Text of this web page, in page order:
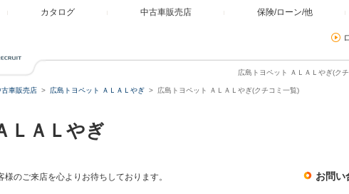
カタログ 中古車販売店 保険/ローン/他
広島トヨペット ＡＬＡＬやぎ(ク
古車販売店 広島トヨペット ＡＬＡＬやぎ 広島トヨペット ＡＬＡＬやぎ(クチコミ一覧)
ＡＬやぎ
様のご来店を心よりお待ちしております。 お問い